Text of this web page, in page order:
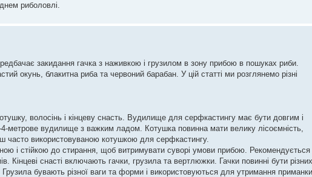
риболовлі.
закидання гачка з наживкою і грузилом в зону прибою в пошуках риби.
окунь, блакитна риба та червоний барабан. У цій статті ми розглянемо різні
волосінь і кінцеву снасть. Вудилище для серфкастингу має бути довгим і
метрове вудилище з важким ладом. Котушка повинна мати велику лісоємність,
часто використовуваною котушкою для серфкастингу.
і стійкою до стирання, щоб витримувати суворі умови прибою. Рекомендується
Кінцеві снасті включають гачки, грузила та вертлюжки. Гачки повинні бути різних
бувають різної ваги та форми і використовуються для утримання приманки